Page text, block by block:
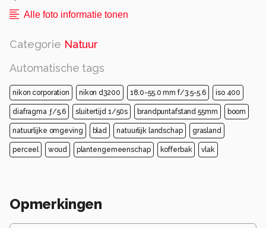
Alle foto informatie tonen
Categorie Natuur
Automatische tags
nikon corporation nikon d3200 18.0-55.0 mm f/3.5-5.6 iso 400
diafragma ƒ/5.6 sluitertijd 1/50s brandpuntafstand 55mm boom
natuurlijke omgeving blad natuurlijk landschap grasland
perceel woud plantengemeenschap kofferbak vlak
Opmerkingen